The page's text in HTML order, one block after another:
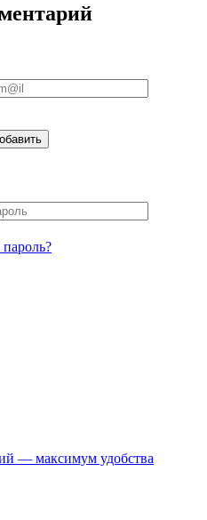
— максимум удобства